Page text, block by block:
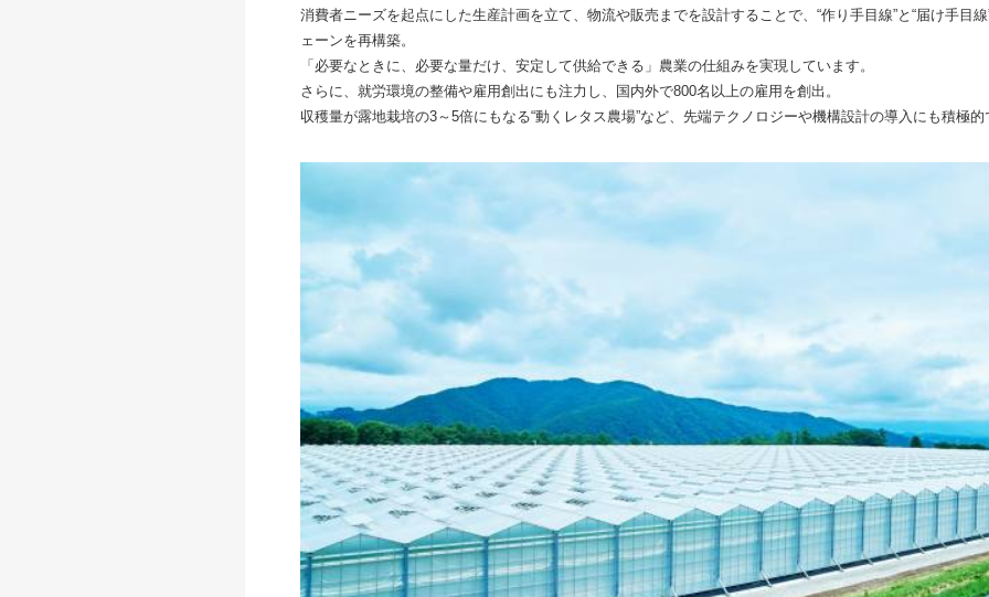
消費者ニーズを起点にした生産計画を立て、物流や販売までを設計することで、“作り手目線”と“届け手目
ェーンを再構築。
「必要なときに、必要な量だけ、安定して供給できる」農業の仕組みを実現しています。
さらに、就労環境の整備や雇用創出にも注力し、国内外で800名以上の雇用を創出。
収穫量が露地栽培の3～5倍にもなる“動くレタス農場”など、先端テクノロジーや機構設計の導入にも積極的